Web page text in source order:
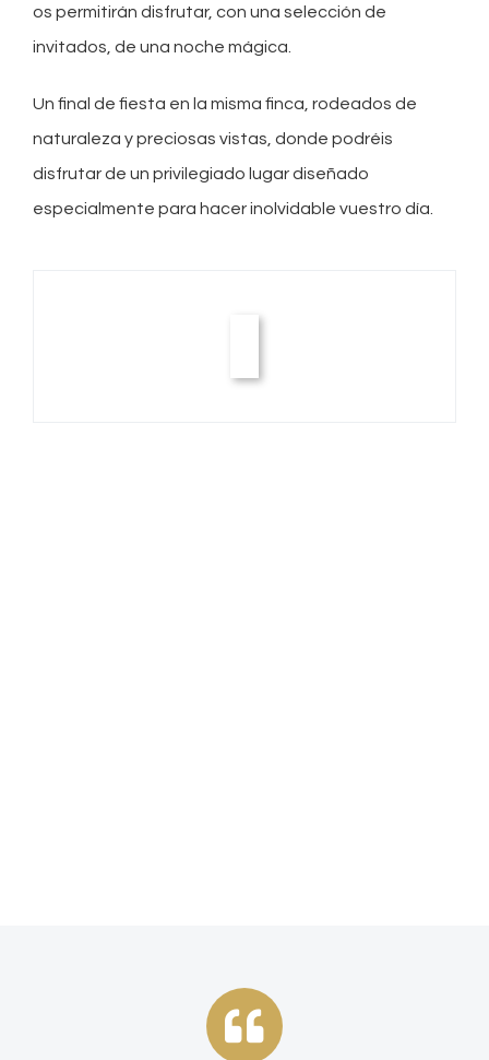
os permitirán disfrutar, con una selección de
invitados, de una noche mágica.
Un final de fiesta en la misma finca, rodeados de
naturaleza y preciosas vistas, donde podréis
disfrutar de un privilegiado lugar diseñado
especialmente para hacer inolvidable vuestro día.